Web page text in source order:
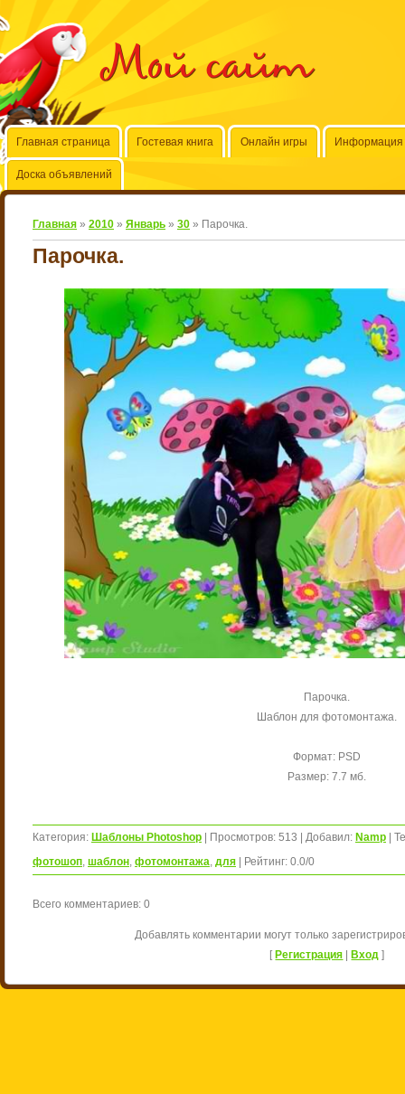
Мой сайт
Главная страница Гостевая книга Онлайн игры Информация
Доска объявлений
Главная » 2010 » Январь » 30 » Парочка.
Парочка.
Парочка.
Шаблон для фотомонтажа.
Формат: PSD
Размер: 7.7 мб.
Категория: Шаблоны Photoshop Просмотров: 513 Добавил: Namp
фотошоп, шаблон, фотомонтажа, для Рейтинг: 0.0/0
Всего комментариев: 0
Добавлять комментарии могут только
[ Регистрация Вход ]